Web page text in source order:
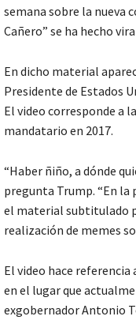
semana sobre la nueva
Cañero” se ha hecho
En dicho material
Presidente de Estados
El video corresponde a
mandatario en 2017.
“Haber ñiño, a dónde
pregunta Trump. “En la
el material subtitulado
realización de memes
El video hace referencia
en el lugar que
exgobernador Antonio